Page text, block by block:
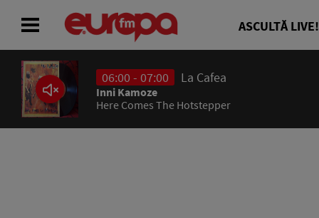
ASCULTĂ LIVE!
06:00 - 07:00 La Cafea
Inni Kamoze
Here Comes The Hotstepper
ACASĂ
ȘTIRI